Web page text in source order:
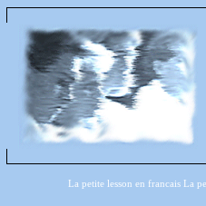
La petite lesson en francais La